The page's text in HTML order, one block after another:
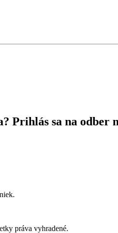
Prihlás sa na odber
práva vyhradené.